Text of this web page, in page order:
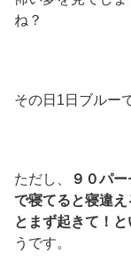
ね？
その日1日ブルー
ただし、
９０パ
で寝てると寝違
とまず起きて！
うです。